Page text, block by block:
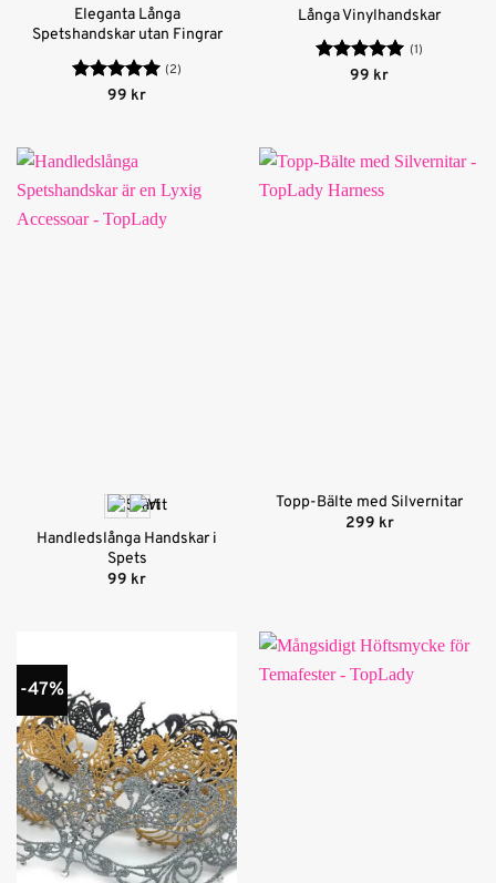
Eleganta Långa
Spetshandskar utan Fingrar
Betygsatt5
(2)
99 kr
Långa Vinylhandskar
Betygsatt
(1)
99 kr
Handledslånga Handskar i
Spets
99 kr
Topp-Bälte med Silvernitar
299 kr
-47%